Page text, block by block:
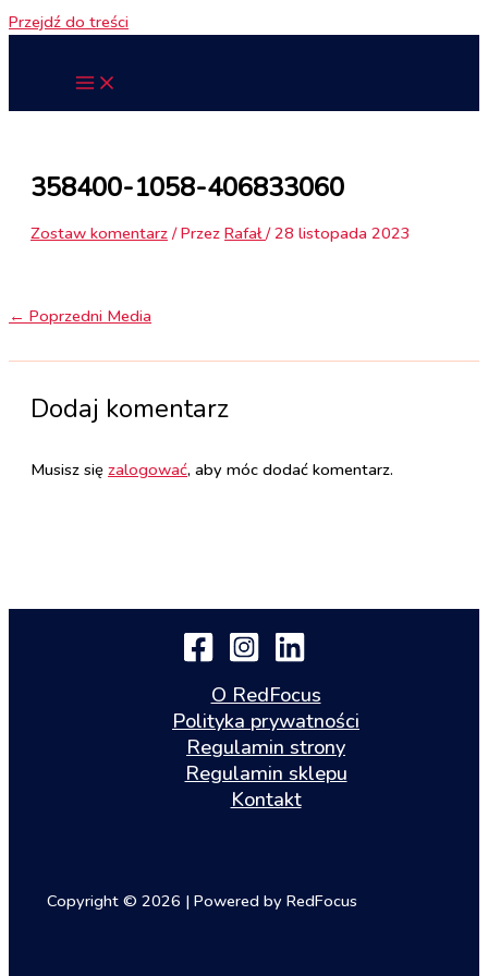
Przejdź do treści
358400-1058-406833060
Zostaw komentarz / Przez Rafał/28 listopada 2023
← Poprzedni Media
Dodaj komentarz
Musisz się zalogować, aby móc dodać komentarz.
O RedFocus
Polityka prywatności
Regulamin strony
Regulamin sklepu
Kontakt
Copyright © 2026 | Powered by RedFocus